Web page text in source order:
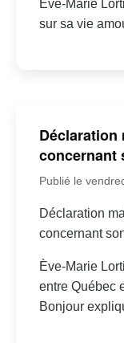
Ève-Marie
sur sa vie
Déclaration
concernant
Publié le
Déclaration
concernant
Ève-Marie
entre Québec
Bonjour